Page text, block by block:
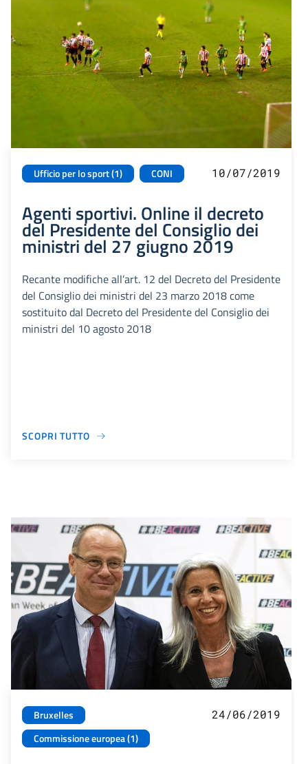
Ufficio per lo sport (1) CONI 10/07/2019
Agenti sportivi. Online il decreto
del Presidente del Consiglio dei
ministri del 27 giugno 2019
Recante modifiche all’art. 12 del Decreto del Presidente
del Consiglio dei ministri del 23 marzo 2018 come
sostituito dal Decreto del Presidente del Consiglio dei
ministri del 10 agosto 2018
SCOPRI TUTTO
Bruxelles
Commissione europea (1)
24/06/2019